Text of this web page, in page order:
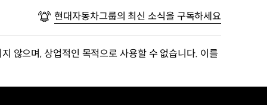
현대자동차그룹의 최신 소식을 구독하세요
않으며, 상업적인 목적으로 사용할 수 없습니다. 이를